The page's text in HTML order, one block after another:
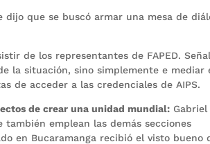
dijo que se buscó armar una mesa de
de los representantes de FAPED.
la situación, sino simplemente e mediar
de acceder a las credenciales de AIPS.
de crear una unidad mundial: Gabriel
emplean las demás secciones
en Bucaramanga recibió el visto bueno